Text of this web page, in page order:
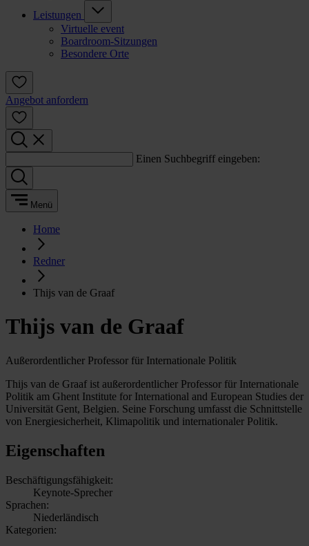
Leistungen
Virtuelle event
Boardroom-Sitzungen
Besondere Orte
Angebot anfordern
Einen Suchbegriff eingeben:
Menü
Home
Redner
Thijs van de Graaf
Thijs van de Graaf
Außerordentlicher Professor für Internationale Politik
Thijs van de Graaf ist außerordentlicher Professor für Internationale
Politik am Ghent Institute for International and European Studies der
Universität Gent, Belgien. Seine Forschung umfasst die Schnittstelle
von Energiesicherheit, Klimapolitik und internationaler Politik.
Eigenschaften
Beschäftigungsfähigkeit:
Keynote-Sprecher
Sprachen:
Niederländisch
Kategorien: